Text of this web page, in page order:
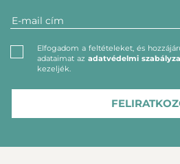
Elfogadom a feltételeket, és
adataimat az adatvédelmi
kezeljék.